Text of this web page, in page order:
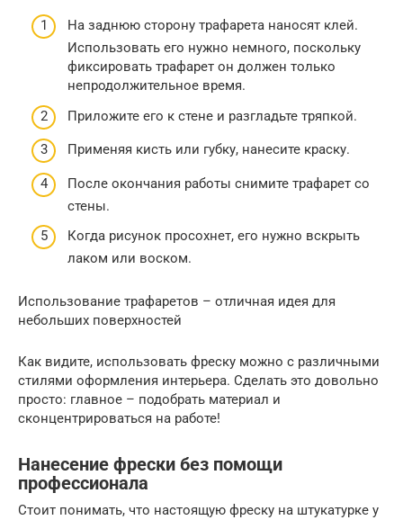
На заднюю сторону трафарета наносят клей.
Использовать его нужно немного, поскольку
фиксировать трафарет он должен только
непродолжительное время.
Приложите его к стене и разгладьте тряпкой.
Применяя кисть или губку, нанесите краску.
После окончания работы снимите трафарет со
стены.
Когда рисунок просохнет, его нужно вскрыть
лаком или воском.
Использование трафаретов – отличная идея для
небольших поверхностей
Как видите, использовать фреску можно с различными
стилями оформления интерьера. Сделать это довольно
просто: главное – подобрать материал и
сконцентрироваться на работе!
Нанесение фрески без помощи
профессионала
Стоит понимать, что настоящую фреску на штукатурке у